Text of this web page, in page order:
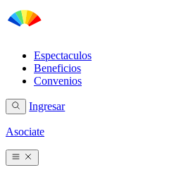
Espectaculos
Beneficios
Convenios
Ingresar
Asociate